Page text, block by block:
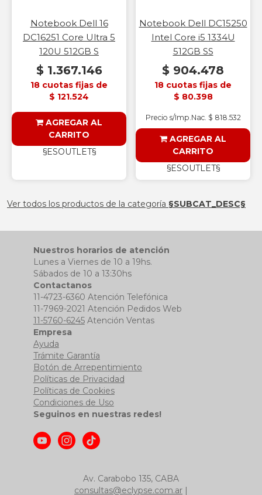
Notebook Dell 16
DC16251 Core Ultra 5
120U 512GB S
$ 1.367.146
18 cuotas fijas de
$ 121.524
AGREGAR AL
CARRITO
§ESOUTLET§
Notebook Dell DC15250
Intel Core i5 1334U
512GB SS
$ 904.478
18 cuotas fijas de
$ 80.398
Precio s/Imp.Nac. $ 818.532
AGREGAR AL
CARRITO
§ESOUTLET§
Ver todos los productos de la categoría §SUBCAT_DESC§
Nuestros horarios de atención
Lunes a Viernes de 10 a 19hs.
Sábados de 10 a 13:30hs
Contactanos
11-4723-6360 Atención Telefónica
11-7969-2021 Atención Pedidos Web
11-5760-6245Atención Ventas
Empresa
Ayuda
Trámite Garantía
Botón de Arrepentimiento
Políticas de Privacidad
Políticas de Cookies
Condiciones de Uso
Seguinos en nuestras redes!
Av. Carabobo 135, CABA
consultas@eclypse.com.ar |